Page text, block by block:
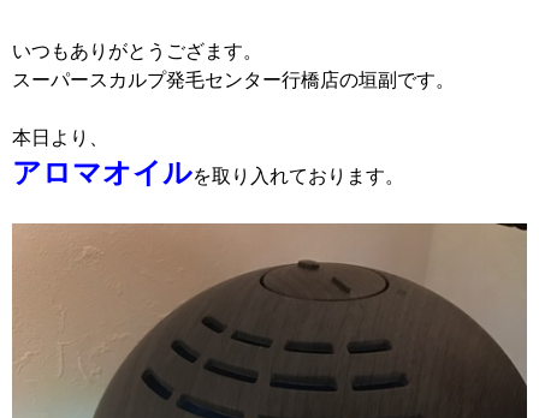
いつもありがとうござます。
スーパースカルプ発毛センター行橋店の垣副です。
本日より、
アロマオイルを取り入れております。